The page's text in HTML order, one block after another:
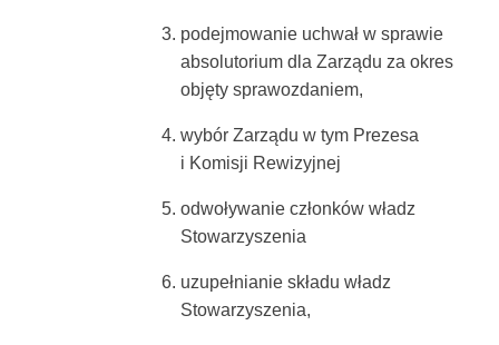
podejmowanie uchwał w sprawie
absolutorium dla Zarządu za okres
objęty sprawozdaniem,
wybór Zarządu w tym Prezesa
i Komisji Rewizyjnej
odwoływanie członków władz
Stowarzyszenia
uzupełnianie składu władz
Stowarzyszenia,